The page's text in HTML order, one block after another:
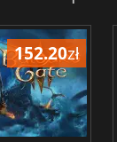
152.20zł